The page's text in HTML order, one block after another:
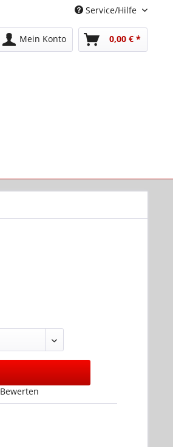
Service/Hilfe
Mein Konto 0,00 € *
Bewerten